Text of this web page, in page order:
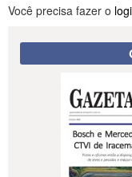
Você precisa fazer o